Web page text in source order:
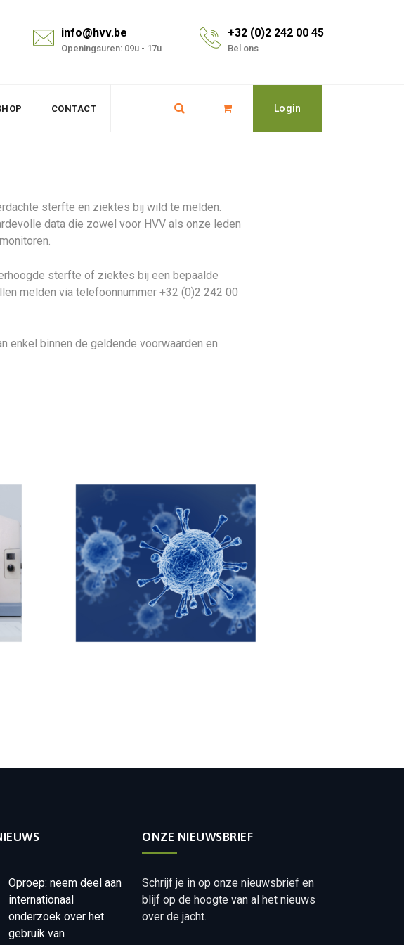
info@hvv.be
Openingsuren: 09u - 17u
+32 (0)2 242 00 45
Bel ons
CONTACT Login
sterfte en ziektes bij wild te melden.
data die zowel voor HVV als onze leden
sterfte of ziektes bij een bepaalde
melden via telefoonnummer +32 (0)2 242 00
enkel binnen de geldende voorwaarden en
Oproep: neem deel aan
internationaal
onderzoek over het
gebruik van
ONZE NIEUWSBRIEF
Schrijf je in op onze nieuwsbrief en
blijf op de hoogte van al het nieuws
over de jacht.